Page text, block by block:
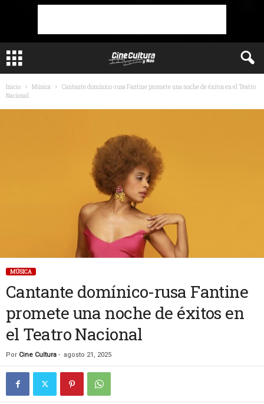
Inicio Música
Cantante domínico-rusa Fantine promete una noche de éxitos en el Teatro
Nacional
MÚSICA
Cantante domínico-rusa Fantine
promete una noche de éxitos en
el Teatro Nacional
Por Cine Cultura - agosto 21, 2025